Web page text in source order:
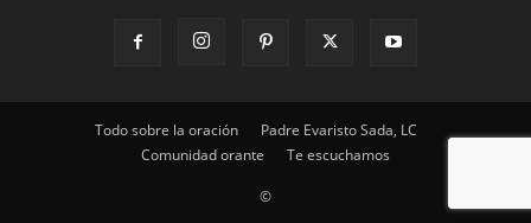
Todo sobre la oración
Padre Evaristo Sada, LC
Comunidad orante
Te escuchamos
©